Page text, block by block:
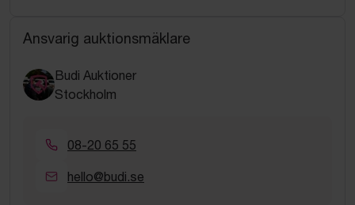
Ansvarig auktionsmäklare
Budi Auktioner
Stockholm
08-20 65 55
hello@budi.se